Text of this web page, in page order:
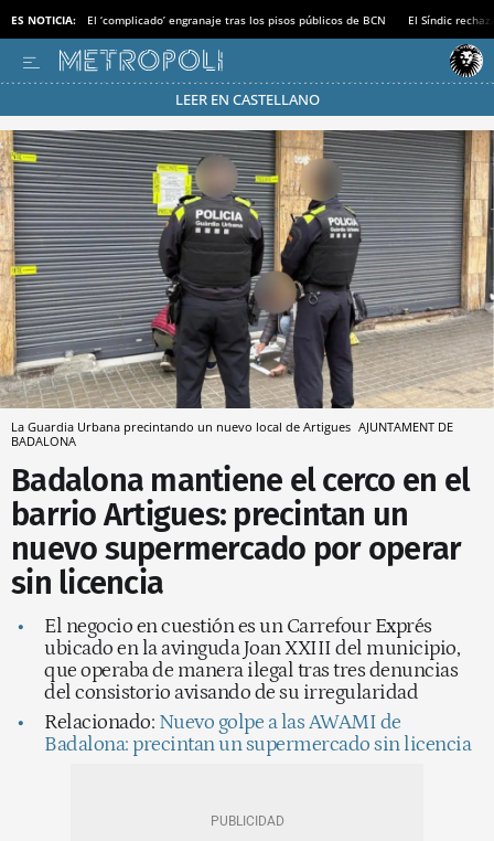
ES NOTICIA: El ‘complicado’ engranaje tras los pisos públicos de BCN El Síndic
LEER EN CASTELLANO
Pásate al MODO AHORRO
La Guardia Urbana precintando un nuevo local de Artigues AJUNTAMENT DE
BADALONA
Badalona mantiene el cerco en el
barrio Artigues: precintan un
nuevo supermercado por operar
sin licencia
El negocio en cuestión es un Carrefour Exprés
ubicado en la avinguda Joan XXIII del municipio,
que operaba de manera ilegal tras tres denuncias
del consistorio avisando de su irregularidad
Relacionado: Nuevo golpe a las AWAMI de
Badalona: precintan un supermercado sin licencia